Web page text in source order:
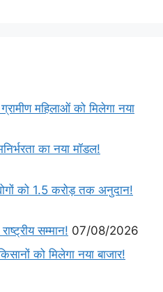
महिलाओं को मिलेगा नया
का नया मॉडल!
को 1.5 करोड़ तक अनुदान!
सम्मान! 07/08/2026
को मिलेगा नया बाजार!